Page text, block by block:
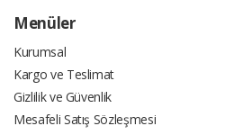
Menüler
Kurumsal
Kargo ve Teslimat
Gizlilik ve Güvenlik
Mesafeli Satış Sözleşmesi